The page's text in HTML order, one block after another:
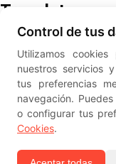
Translate
Powered by
Diseño web creado por
el Sevilla FC, Sevilla
-- --
Control de tus
Utilizamos
nuestros servicios
tus preferencias
navegación.
o configurar tus
Cookies.
2026